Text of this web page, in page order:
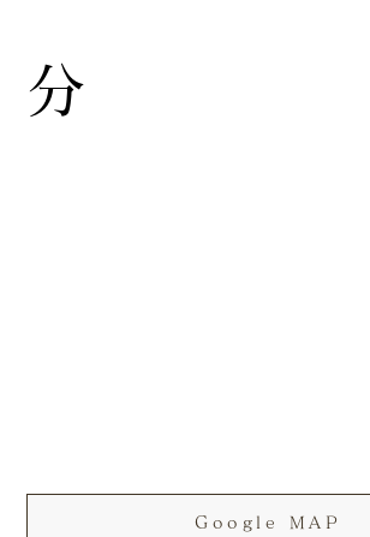
分
Google MAP